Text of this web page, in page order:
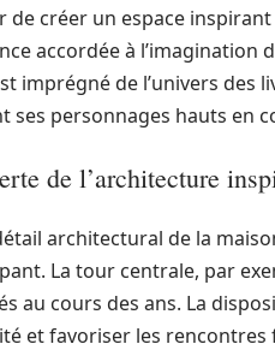
de créer un espace
accordée à l’imagination
imprégné de l’univers des
ses personnages hauts en
de l’architecture
architectural de la
La tour centrale, par
au cours des ans. La
et favoriser les rencontres